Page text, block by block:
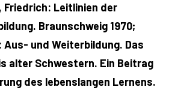
Friedrich: Leitlinien der
Braunschweig 1970;
Aus- und Weiterbildung. Das
alter Schwestern. Ein Beitrag
des lebenslangen Lernens.